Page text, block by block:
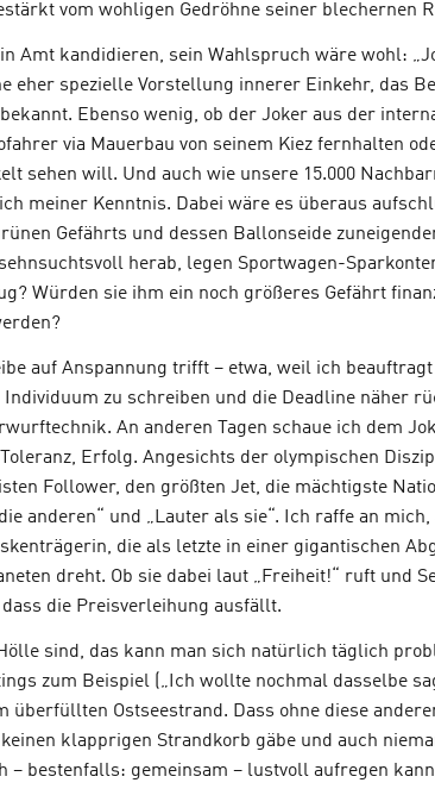
vom wohligen Gedröhne seiner blechernen
Amt kandidieren, sein Wahlspruch wäre wohl:
eher spezielle Vorstellung innerer Einkehr, das
Ebenso wenig, ob der Joker aus der
via Mauerbau von seinem Kiez fernhalten
sehen will. Und auch wie unsere 15.000
meiner Kenntnis. Dabei wäre es überaus
Gefährts und dessen Ballonseide
herab, legen Sportwagen-
Würden sie ihm ein noch größeres Gefährt
auf Anspannung trifft – etwa, weil ich
Individuum zu schreiben und die Deadline näher
An anderen Tagen schaue ich dem
Erfolg. Angesichts der olympischen
Follower, den größten Jet, die mächtigste
anderen“ und „Lauter als sie“. Ich raffe an
die als letzte in einer gigantischen
dreht. Ob sie dabei laut „Freiheit!“ ruft und
die Preisverleihung ausfällt.
sind, das kann man sich natürlich täglich
zum Beispiel („Ich wollte nochmal dasselbe
überfüllten Ostseestrand. Dass ohne diese
klapprigen Strandkorb gäbe und auch
– bestenfalls: gemeinsam – lustvoll aufregen